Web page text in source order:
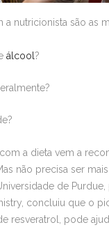
a nutricionista são as
álcool ?
a dieta vem a
não precisa ser
de
concluiu que o
resveratrol, pode